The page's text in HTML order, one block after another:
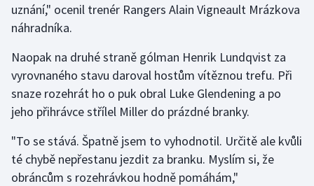
uznání," ocenil trenér Rangers Alain Vigneault Mrázkova
náhradníka.
Naopak na druhé straně gólman Henrik Lundqvist za
vyrovnaného stavu daroval hostům vítěznou trefu. Při
snaze rozehrát ho o puk obral Luke Glendening a po
jeho přihrávce střílel Miller do prázdné branky.
"To se stává. Špatně jsem to vyhodnotil. Určitě ale kvůli
té chybě nepřestanu jezdit za branku. Myslím si, že
obráncům s rozehrávkou hodně pomáhám,"